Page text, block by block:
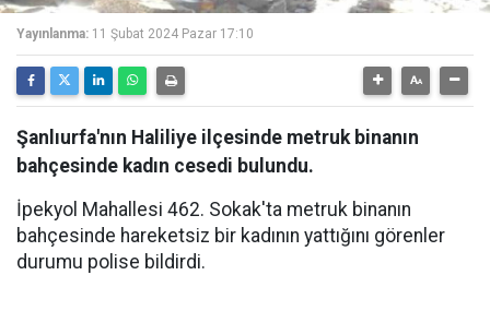
Yayınlanma: 11 Şubat 2024 Pazar 17:10
Şanlıurfa'nın Haliliye ilçesinde metruk binanın
bahçesinde kadın cesedi bulundu.
İpekyol Mahallesi 462. Sokak'ta metruk binanın
bahçesinde hareketsiz bir kadının yattığını görenler
durumu polise bildirdi.